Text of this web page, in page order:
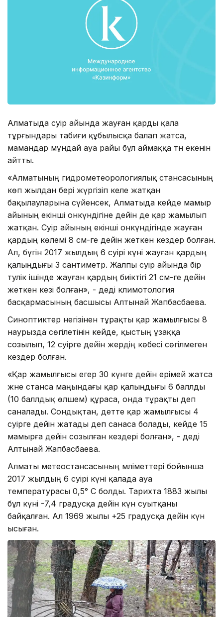
Алматыда сәуір айында жауған қарды қала
тұрғындары табиғи құбылысқа балап жатса,
мамандар мұндай ауа райы бұл аймаққа тән екенін
айтты.
«Алматының гидрометеорологиялық стансасының
көп жылдан бері жүргізіп келе жатқан
бақылауларына сүйенсек, Алматыда кейде мамыр
айының екінші онкүндігіне дейін де қар жамылып
жатқан. Сәуір айының екінші онкүндігінде жауған
қардың көлемі 8 см-ге дейін жеткен кездер болған.
Ал, бүгін 2017 жылдың 6 сәуірі күні жауған қардың
қалыңдығы 3 сантиметр. Жалпы сәуір айында бір
тәулік ішінде жауған қардың биіктігі 21 см-ге дейін
жеткен кезі болған», - деді климотология
басқармасының басшысы Алтынай Жапбасбаева.
Синоптиктер негізінен тұрақты қар жамылғысы 8
наурызда сөгілетінін кейде, қыстың ұзаққа
созылып, 12 сәуірге дейін жердің көбесі сөгілмеген
кездер болған.
«Қар жамылғысы егер 30 күнге дейін ерімей жатса
және станса маңындағы қар қалыңдығы 6 баллды
(10 баллдық өлшем) құраса, онда тұрақты деп
саналады. Сондықтан, әдетте қар жамылғысы 4
сәуірге дейін жатады деп санаса болады, кейде 15
мамырға дейін созылған кездері болған», - деді
Алтынай Жапбасбаева.
Алматы метеостансасының мәліметтері бойынша
2017 жылдың 6 сәуірі күні қалада ауа
температурасы 0,5° С болды. Тарихта 1883 жылы
бұл күні -7,4 градусқа дейін күн суытқаны
байқалған. Ал 1969 жылы +25 градусқа дейін күн
ысыған.